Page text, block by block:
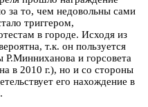
за то, чем недовольны сами
триггером,
в городе. Исходя из
т.к. он пользуется
Р.Минниханова и горсовета
в 2010 г.), но и со стороны
его нахождение в